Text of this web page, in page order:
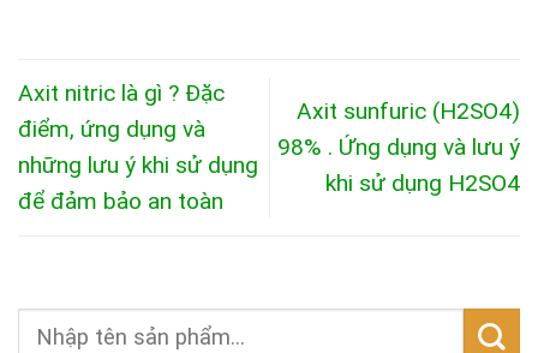
Axit nitric là gì ? Đặc
điểm, ứng dụng và
những lưu ý khi sử dụng
để đảm bảo an toàn
Axit sunfuric (H2SO4)
98% . Ứng dụng và lưu ý
khi sử dụng H2SO4